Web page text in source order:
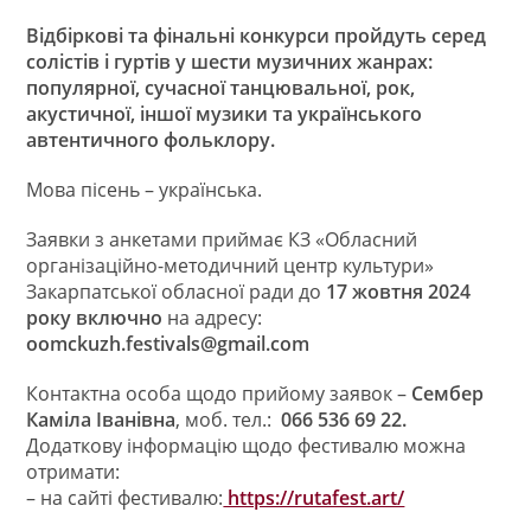
Відбіркові та фінальні конкурси пройдуть серед
солістів і гуртів у шести музичних жанрах:
популярної, сучасної танцювальної, рок,
акустичної, іншої музики та українського
автентичного фольклору.
Мова пісень – українська.
Заявки з анкетами приймає КЗ «Обласний
організаційно-методичний центр культури»
Закарпатської обласної ради до 17 жовтня 2024
року включно на адресу:
oomckuzh.festivals@gmail.com
Контактна особа щодо прийому заявок – Сембер
Каміла Іванівна, моб. тел.:066 536 69 22.
Додаткову інформацію щодо фестивалю можна
отримати:
– на сайті фестивалю: https://rutafest.art/